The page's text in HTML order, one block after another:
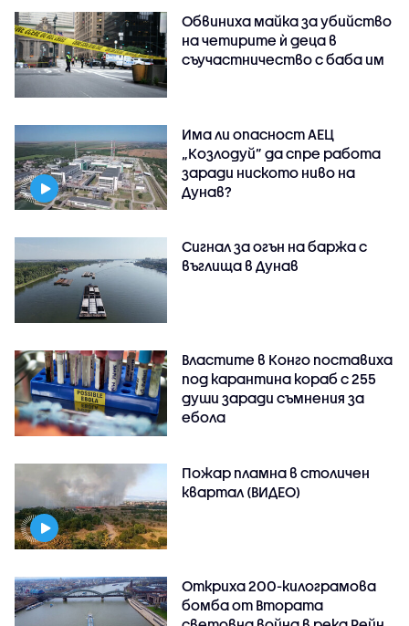
Обвиниха майка за убийство
на четирите ѝ деца в
съучастничество с баба им
Има ли опасност АЕЦ
„Козлодуй” да спре работа
заради ниското ниво на
Дунав?
Сигнал за огън на баржа с
въглища в Дунав
Властите в Конго поставиха
под карантина кораб с 255
души заради съмнения за
ебола
Пожар пламна в столичен
квартал (ВИДЕО)
Откриха 200-килограмова
бомба от Втората